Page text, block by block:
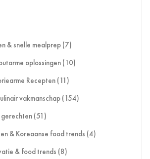
& snelle mealprep (7)
oplossingen (10)
Recepten (11)
vakmanschap (154)
(51)
& Koreaanse food trends (4)
& food trends (8)